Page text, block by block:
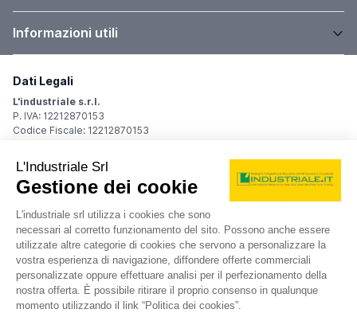
Informazioni utili
Dati Legali
L'industriale s.r.l.
P. IVA: 12212870153
Codice Fiscale: 12212870153
Sede Legale
Via Carlo Dolci, 32
20148 Milano (MI)
Italy
Registro Imprese
Iscrizione R.I.: 12212870153
REA: MI-1539011
Capitale sociale: Euro 10.400,00 i.v.